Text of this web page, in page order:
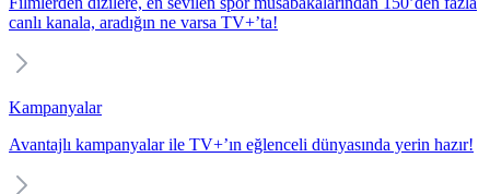
canlı kanala, aradığın ne varsa TV+’ta!
Kampanyalar
Avantajlı kampanyalar ile TV+’ın eğlenceli dünyasında yerin hazır!